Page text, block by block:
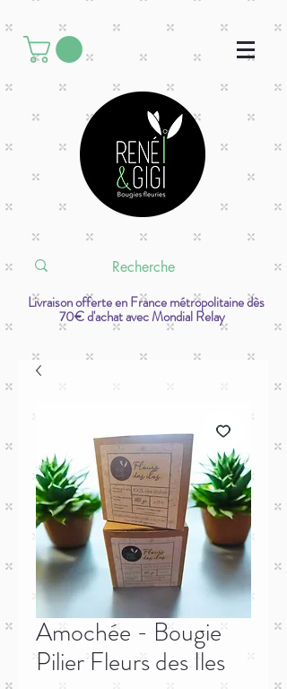
Livraison offerte en France métropolitaine dès
70€ d'achat avec Mondial Relay
Amochée - Bougie
Pilier Fleurs des Iles